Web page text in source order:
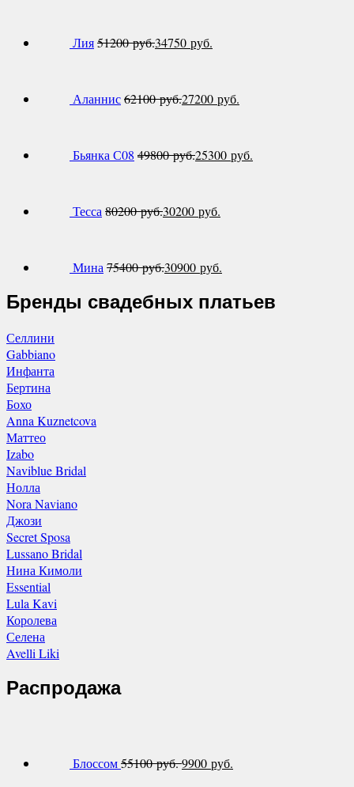
Лия51200руб.34750 руб.
Аланнис62100руб.27200 руб.
Бьянка С08 49800руб.25300 руб.
Тесса80200руб.30200 руб.
Мина75400руб.30900 руб.
Бренды свадебных платьев
Селлини
Gabbiano
Инфанта
Бертина
Бохо
Anna Kuznetcova
Маттео
Izabo
Naviblue Bridal
Нолла
Nora Naviano
Джози
Secret Sposa
Lussano Bridal
Нина Кимоли
Essential
Lula Kavi
Королева
Селена
Avelli Liki
Распродажа
Блоссом55100 руб.9900 руб.